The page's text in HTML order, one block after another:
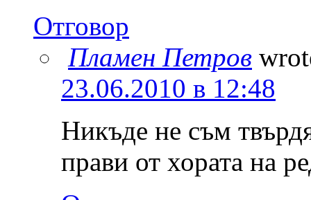
Отговор
Пламен Петров
23.06.2010 в 12:48
Никъде не съм
прави от хората на